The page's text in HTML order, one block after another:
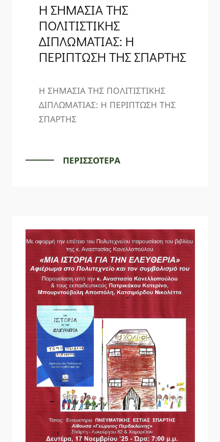
Η ΣΗΜΑΣΙΑ ΤΗΣ
ΠΟΛΙΤΙΣΤΙΚΗΣ
ΔΙΠΛΩΜΑΤΙΑΣ: Η
ΠΕΡΙΠΤΩΣΗ ΤΗΣ ΣΠΑΡΤΗΣ
Η ΣΗΜΑΣΙΑ ΤΗΣ ΠΟΛΙΤΙΣΤΙΚΗΣ
ΔΙΠΛΩΜΑΤΙΑΣ: Η ΠΕΡΙΠΤΩΣΗ ΤΗΣ
ΣΠΑΡΤΗΣ
ΠΕΡΙΣΣΟΤΕΡΑ